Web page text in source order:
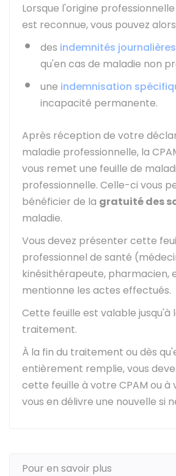
Lorsque l'origine
est reconnue, vous pouvez
des indemnités journalières
qu'en cas de maladie non
une indemnisation
incapacité permanente.
Après réception de votre
maladie professionnelle, la
vous remet une feuille de
professionnelle. Celle-ci vous
bénéficier de la gratuité des
maladie.
Vous devez présenter cette
professionnel de santé
kinésithérapeute, pharmacien,
mentionne les actes effectués.
Cette feuille est valable jusqu'à
traitement.
À la fin du traitement ou dès
entièrement remplie, vous
cette feuille à votre CPAM ou à
vous en délivre une nouvelle si
Pour en savoir plus